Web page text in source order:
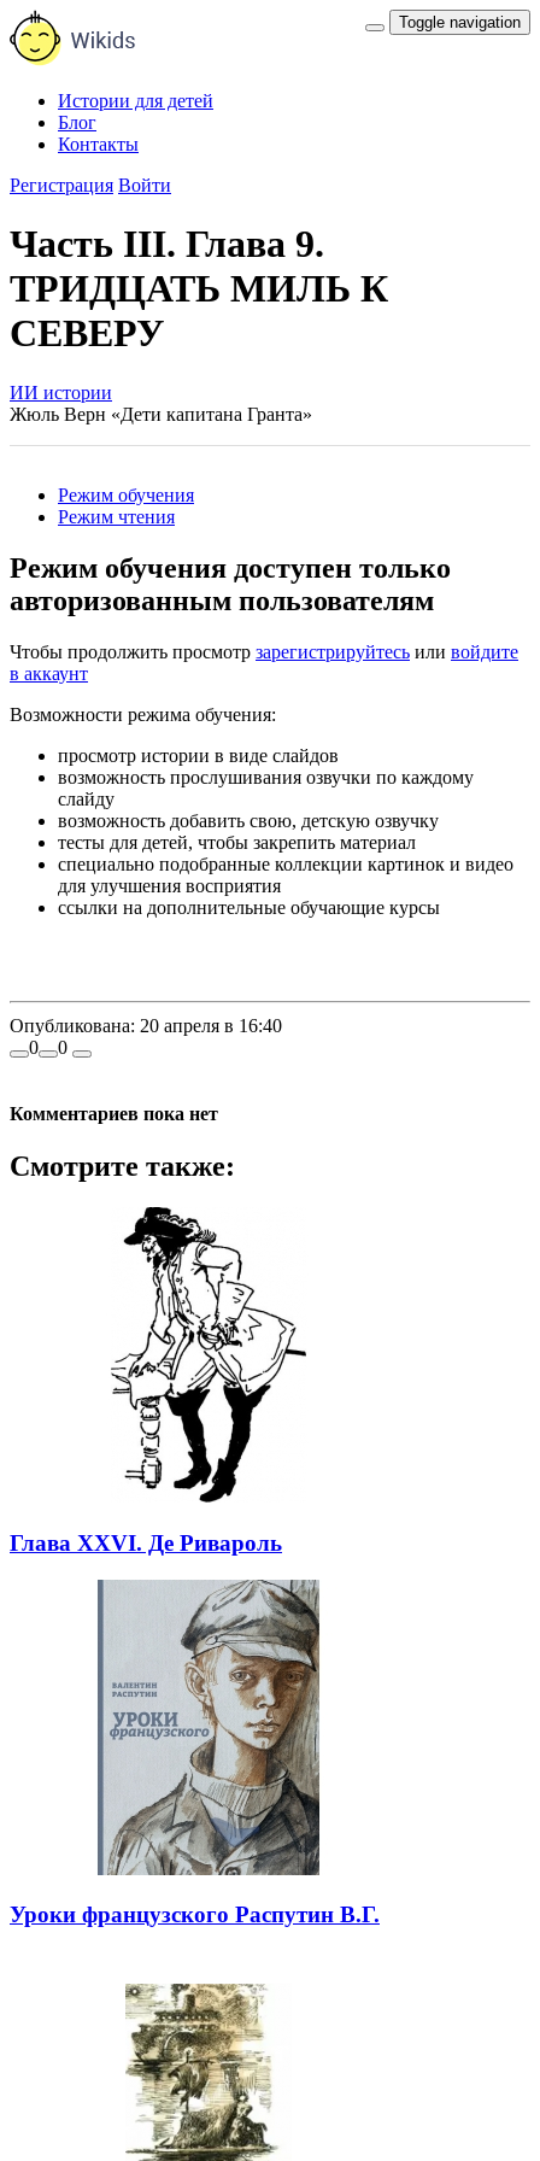
Toggle navigation
Истории для детей
Блог
Контакты
Регистрация Войти
Часть III. Глава 9.
ТРИДЦАТЬ МИЛЬ К
СЕВЕРУ
ИИ истории
Жюль Верн «Дети капитана Гранта»
Режим обучения
Режим чтения
Режим обучения доступен только
авторизованным пользователям
Чтобы продолжить просмотр зарегистрируйтесь или войдите
в аккаунт
Возможности режима обучения:
просмотр истории в виде слайдов
возможность прослушивания озвучки по каждому
слайду
возможность добавить свою, детскую озвучку
тесты для детей, чтобы закрепить материал
специально подобранные коллекции картинок и видео
для улучшения восприятия
ссылки на дополнительные обучающие курсы
Опубликована: 20 апреля в 16:40
0
0
Комментариев пока нет
Смотрите также:
Глава XXVI. Де Ривароль
Уроки французского Распутин В.Г.